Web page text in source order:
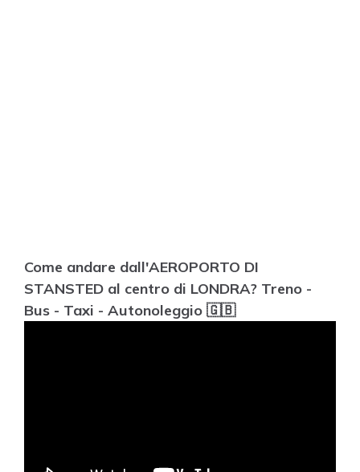
Come andare dall'AEROPORTO DI
STANSTED al centro di LONDRA? Treno -
Bus - Taxi - Autonoleggio 🇬🇧